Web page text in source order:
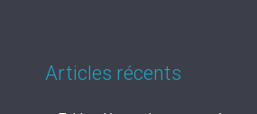
Articles récents